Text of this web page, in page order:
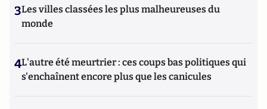
3Les villes classées les plus malheureuses du
monde
4L'autre été meurtrier : ces coups bas politiques qui
s'enchaînent encore plus que les canicules